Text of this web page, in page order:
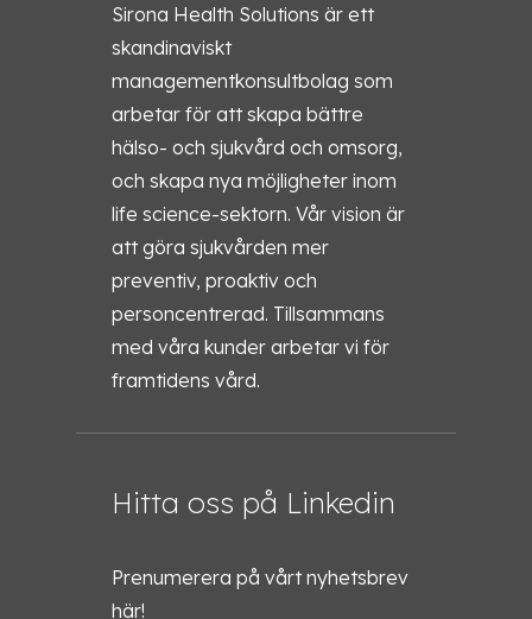
Sirona Health Solutions är ett
skandinaviskt
managementkonsultbolag som
arbetar för att skapa bättre
hälso- och sjukvård och omsorg,
och skapa nya möjligheter inom
life science-sektorn. Vår vision är
att göra sjukvården mer
preventiv, proaktiv och
personcentrerad. Tillsammans
med våra kunder arbetar vi för
framtidens vård.
Hitta oss på Linkedin
Prenumerera på vårt nyhetsbrev
här!